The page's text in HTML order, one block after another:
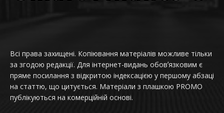
Всі права захищені. Копіювання матеріалів можливе тільки
за згодою редакції. Для інтернет-видань обовʼязковим є
пряме посилання з відкритою індексацією у першому абзаці
на статтю, що цитується. Матеріали з плашкою PROMO
публікуються на комерційній основі.